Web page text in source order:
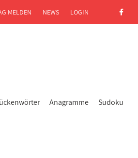
Anagramme Sudoku
MELDEN NEWS LOGIN